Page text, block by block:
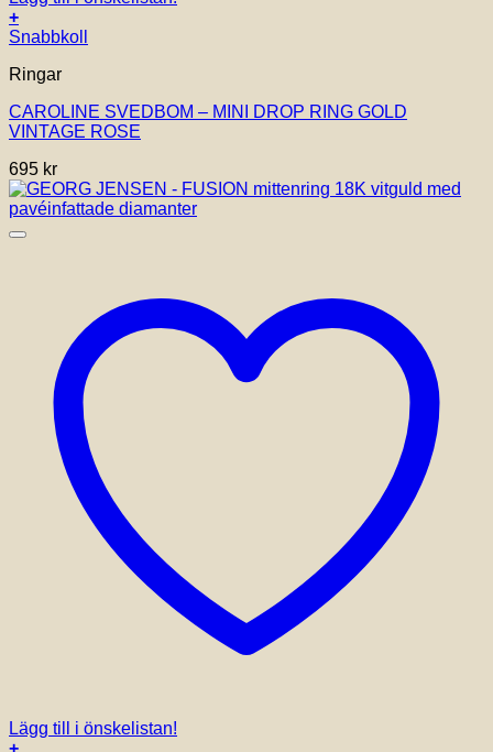
+
Snabbkoll
Ringar
CAROLINE SVEDBOM – MINI DROP RING GOLD
VINTAGE ROSE
695 kr
Lägg till i önskelistan!